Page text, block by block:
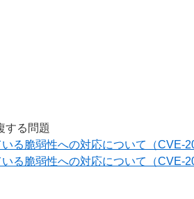
する問題
る脆弱性への対応について（CVE-
る脆弱性への対応について（CVE-